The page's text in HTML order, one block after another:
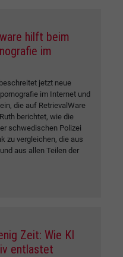
hilft beim
im
jetzt neue
im Internet und
die auf RetrievalWare
berichtet, wie die
schwedischen Polizei
zu vergleichen, die aus
aus allen Teilen der
Zeit: Wie KI
entlastet